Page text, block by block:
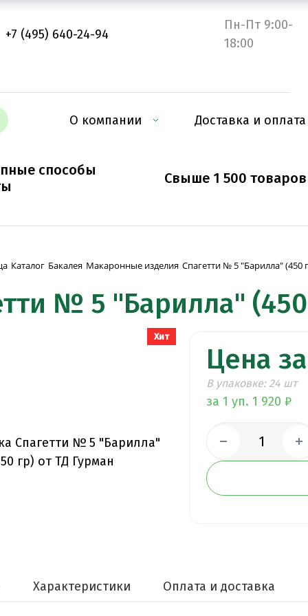
+7 (495) 640-24-94
О компании Доставка и оплата
Пн-Пт 9:00-
18:00
способы
Свыше 1 500 товаров
Каталог Бакалея Макаронные изделия Спагетти № 5 "Барилла" (450
№ 5 "Барилла"
Хит
Цена
В упаковке: 24 шт
за 1 уп. 1 920 ₽
Характеристики Оплата и доставка